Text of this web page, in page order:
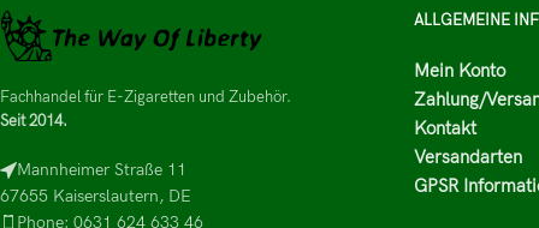
Fachhandel für E-Zigaretten und Zubehör.
Seit 2014.
Mannheimer Straße 11
67655 Kaiserslautern, DE
Phone: 0631 624 633 46
ALLGEMEINE
Mein Konto
Zahlung/
Kontakt
Versandarten
GPSR